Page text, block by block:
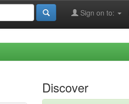
Sign on to:
Discover